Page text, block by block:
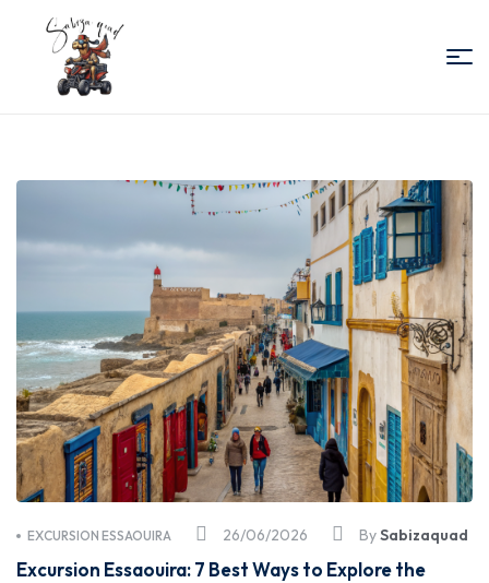
Quad
26/06/2026
EXCURSION ESSAOUIRA BySabizaquad
Excursion Essaouira: 7 Best Ways to Explore the